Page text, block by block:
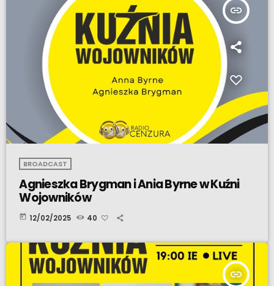
insert_link
BROADCAST
Agnieszka Brygman i Ania Byrne w Kuźni
Wojowników
today 12/02/2025 40
insert_link